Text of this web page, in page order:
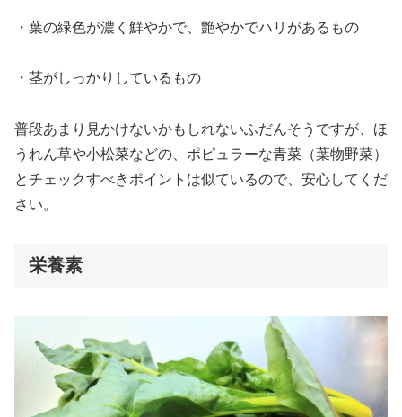
・葉の緑色が濃く鮮やかで、艶やかでハリがあるもの
・茎がしっかりしているもの
普段あまり見かけないかもしれないふだんそうですが、ほ
うれん草や小松菜などの、ポピュラーな青菜（葉物野菜）
とチェックすべきポイントは似ているので、安心してくだ
さい。
栄養素